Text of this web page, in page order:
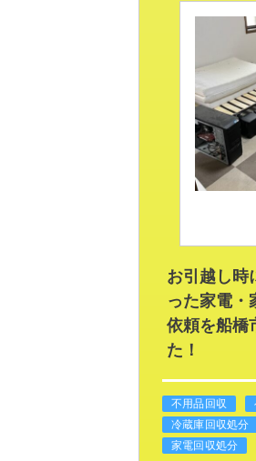
お引越し時
った家電・
依頼を船橋
た！
不用品回収
冷蔵庫回収処分
家電回収処分